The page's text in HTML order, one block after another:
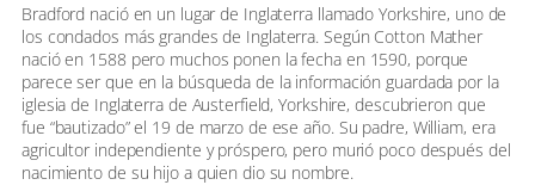
Bradford nació en un lugar de Inglaterra llamado Yorkshire, uno de
los condados más grandes de Inglaterra. Según Cotton Mather
nació en 1588 pero muchos ponen la fecha en 1590, porque
parece ser que en la búsqueda de la información guardada por la
iglesia de Inglaterra de Austerfield, Yorkshire, descubrieron que
fue “bautizado” el 19 de marzo de ese año. Su padre, William, era
agricultor independiente y próspero, pero murió poco después del
nacimiento de su hijo a quien dio su nombre.